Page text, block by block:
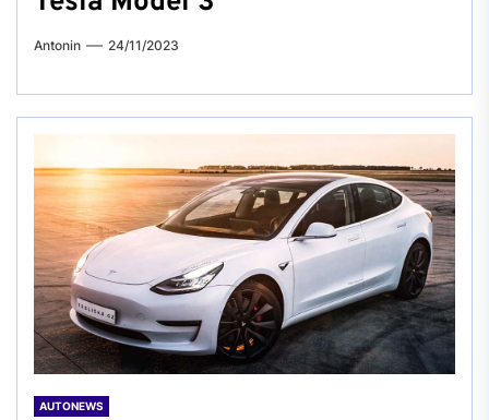
Antonin 24/11/2023
AUTONEWS